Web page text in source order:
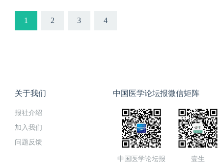
1 2 3 4
关于我们
报社介绍
加入我们
问题反馈
中国医学论坛报微信矩阵
中国医学论坛报 壹生